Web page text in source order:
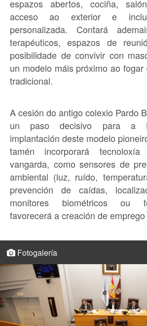
espazos abertos, cociña,
acceso ao exterior e
personalizada. Contará
terapéuticos, espazos de
posibilidade de convivir con
un modelo máis próximo ao
tradicional.
A cesión do antigo colexio Pardo
un paso decisivo para a
implantación deste modelo
tamén incorporará
vangarda, como sensores de
ambiental (luz, ruído,
prevención de caídas,
monitores biométricos ou
favorecerá a creación de
Fotogalería